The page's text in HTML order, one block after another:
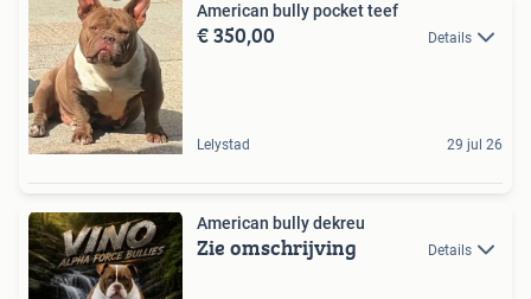
American bully pocket teef
€ 350,00 Details
Lelystad 29 jul 26
American bully dekreu
Zie omschrijving Details